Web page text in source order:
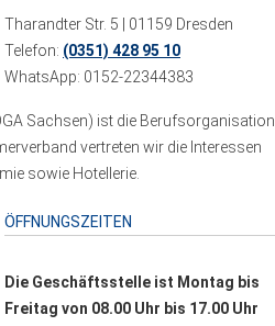
Tharandter Str. 5 | 01159 Dresden
Telefon: (0351) 428 95 10
WhatsApp: 0152-22344383
Sachsen) ist die Berufsorganisation
vertreten wir die Interessen
sowie Hotellerie.
ÖFFNUNGSZEITEN
Die Geschäftsstelle ist Montag bis
Freitag von 08.00 Uhr bis 17.00 Uhr